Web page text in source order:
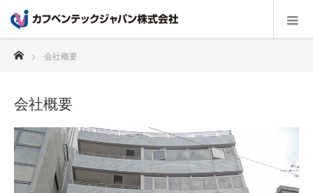
ホーム
会社概要
会社概要